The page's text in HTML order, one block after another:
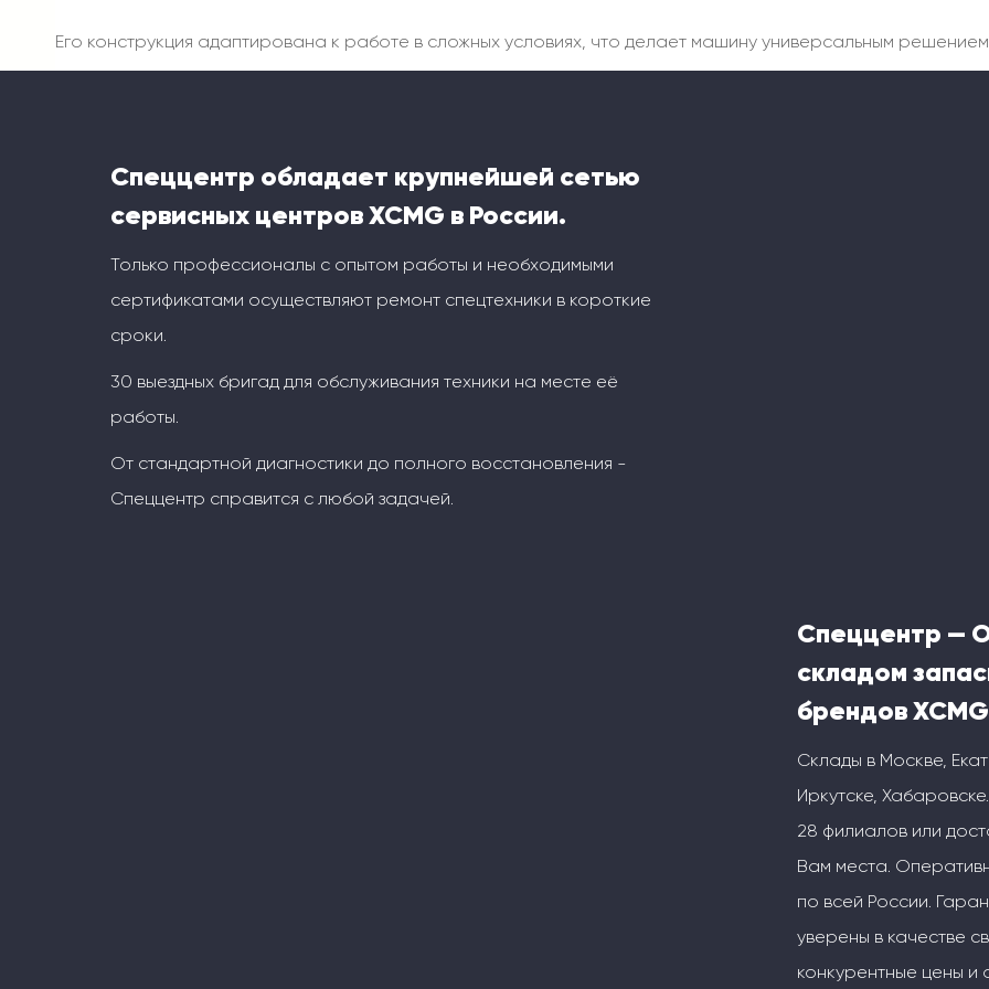
Его конструкция адаптирована к работе в сложных условиях, что делает машину универсальным
Спеццентр обладает крупнейшей сетью
сервисных центров XCMG в России.
Только профессионалы с опытом работы и необходимыми
сертификатами осуществляют ремонт спецтехники в короткие
сроки.
30 выездных бригад для обслуживания техники на месте её
работы.
От стандартной диагностики до полного восстановления -
Спеццентр справится с любой задачей.
Спеццентр —
складом
брендов
Склады в Москве,
Иркутске,
28 филиалов или
Вам места.
по всей России.
уверены в качестве
конкурентные цены и